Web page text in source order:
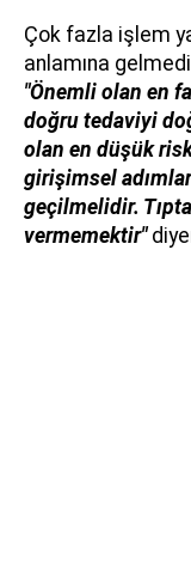
Çok fazla işlem
anlamına
"Önemli olan en
doğru tedaviyi
olan en düşük
girişimsel
geçilmelidir.
vermemektir"